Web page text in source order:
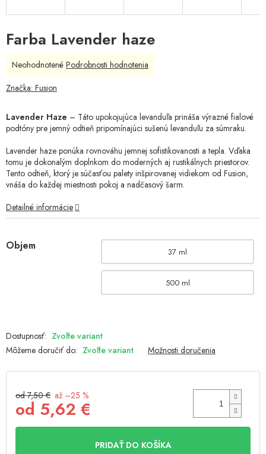
Farba Lavender haze
Objem 37 ml
500 ml
Zvoľte variant
Môžeme doručiť do: Zvoľte variant Možnosti doručenia
od 7,50 € až –25 %
od 5,62 €
Jednotková
PRIDAŤ DO KOŠÍKA
Lavender Haze – Táto upokojujúca levanduľa prináša výrazné fialové
podtóny pre jemný odtieň pripomínajúci sušenú levanduľu za súmraku.
Lavender haze ponúka rovnováhu jemnej sofistikovanosti a tepla. Vďaka
tomu je dokonalým doplnkom do moderných aj rustikálnych priestorov.
Tento odtieň, ktorý je súčasťou palety inšpirovanej vidiekom od Fusion,
vnáša do každej miestnosti pokoj a nadčasový šarm.
Detailné informácie
Priemerné
produktu
z
5
Neohodnotené Podrobnosti hodnotenia
Značka: Fusion